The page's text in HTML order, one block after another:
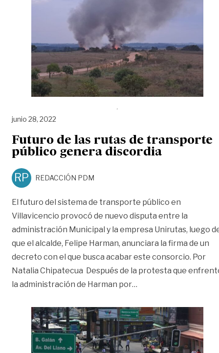
junio 28, 2022
Futuro de las rutas de transporte
público genera discordia
RP REDACCIÓN PDM
El futuro del sistema de transporte público en
Villavicencio provocó de nuevo disputa entre la
administración Municipal y la empresa Unirutas, luego
que el alcalde, Felipe Harman, anunciara la firma de un
decreto con el que busca acabar este consorcio. Por
Natalia Chipatecua Después de la protesta que
la administración de Harman por…